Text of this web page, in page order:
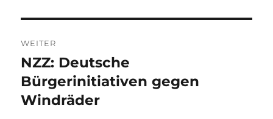
WEITER
Nächster
Beitrag:
NZZ: Deutsche
Bürgerinitiativen gegen
Windräder